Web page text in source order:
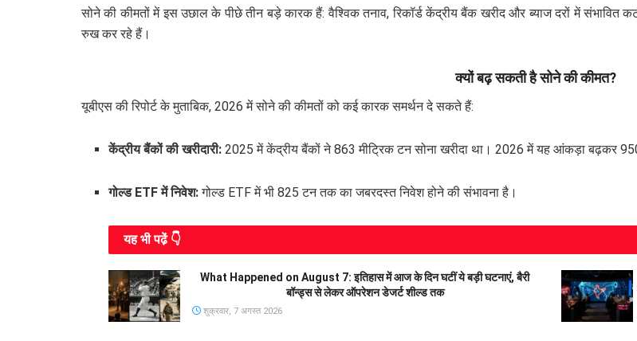
सोने की कीमतों में इस उछाल के पीछे तीन बड़े कारक हैं: वैश्विक तनाव, रिकॉर्ड केंद्रीय बैंक खरीद और ब्याज दरों में
रुख कर रहे हैं।
क्यों बढ़ सकती है सोने की कीमत?
यूबीएस की रिपोर्ट के मुताबिक, 2026 में सोने की कीमतों को कई कारक समर्थन दे सकते हैं:
केंद्रीय बैंकों की खरीदारी: 2025 में केंद्रीय बैंकों ने 863 मीट्रिक टन सोना खरीदा था। 2026 में यह आंकड़ा बढ़कर
गोल्ड ETF में निवेश:गोल्ड ETF में भी 825 टन तक का जबरदस्त निवेश होने की संभावना है।
यह भी पढे़ं 👇
What Happened on August 7: इतिहास में आज के दिन घटीं ये बड़ी घटनाएं, बैरी
बॉन्ड्स से लेकर ऑपरेशन डेजर्ट शील्ड तक
शुक्रवार, 7 अगस्त 2026